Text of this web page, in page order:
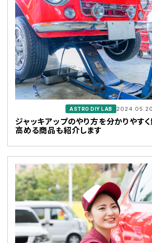
ASTRO DIY LAB 2024.05.20
ジャッキアップのやり方を分かりやす
高める商品も紹介します